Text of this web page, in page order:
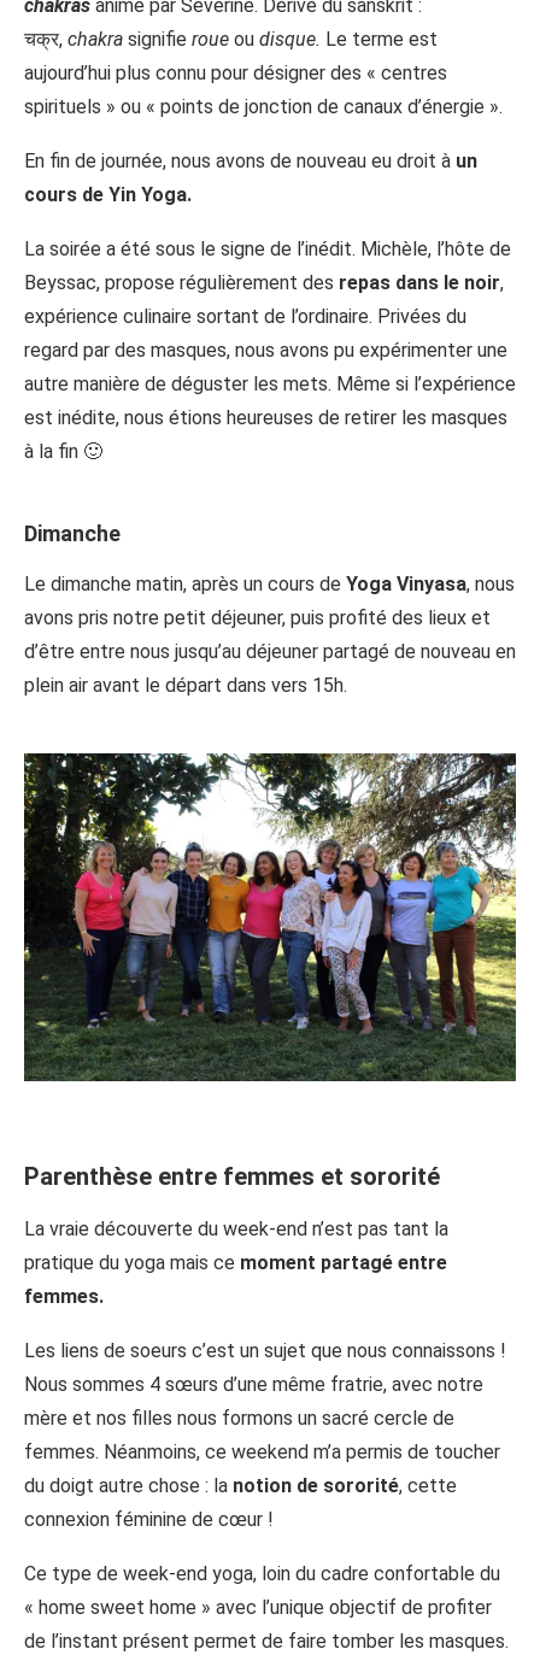
chakras animé par Séverine. Dérivé du sanskrit :
चक्र, chakra signifie roue ou disque. Le terme est
aujourd’hui plus connu pour désigner des « centres
spirituels » ou « points de jonction de canaux d’énergie ».
En fin de journée, nous avons de nouveau eu droit à un
cours de Yin Yoga.
La soirée a été sous le signe de l’inédit. Michèle, l’hôte de
Beyssac, propose régulièrement des repas dans le noir,
expérience culinaire sortant de l’ordinaire. Privées du
regard par des masques, nous avons pu expérimenter une
autre manière de déguster les mets. Même si l’expérience
est inédite, nous étions heureuses de retirer les masques
à la fin 🙂
Dimanche
Le dimanche matin, après un cours de Yoga Vinyasa, nous
avons pris notre petit déjeuner, puis profité des lieux et
d’être entre nous jusqu’au déjeuner partagé de nouveau en
plein air avant le départ dans vers 15h.
Parenthèse entre femmes et sororité
La vraie découverte du week-end n’est pas tant la
pratique du yoga mais ce moment partagé entre
femmes.
Les liens de soeurs c’est un sujet que nous connaissons !
Nous sommes 4 sœurs d’une même fratrie, avec notre
mère et nos filles nous formons un sacré cercle de
femmes. Néanmoins, ce weekend m’a permis de toucher
du doigt autre chose : la notion de sororité, cette
connexion féminine de cœur !
Ce type de week-end yoga, loin du cadre confortable du
« home sweet home » avec l’unique objectif de profiter
de l’instant présent permet de faire tomber les masques.